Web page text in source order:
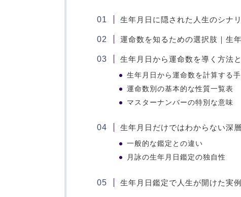
生年月日に隠された人生のシナ
運命数を知るための選択肢｜生
生年月日から運命数を導く方法
生年月日から運命数を計算する
運命数別の基本的な性質一覧表
マスターナンバーの特別な意味
生年月日だけではわからない深
一般的な鑑定との違い
月詠の生年月日鑑定の独自性
生年月日鑑定で人生が開けた実例